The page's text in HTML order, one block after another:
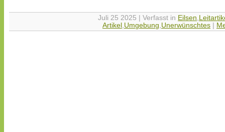
Juli 25 2025 | Verfasst in Eilsen,
Artikel ,Umgebung,Unerwünschtes